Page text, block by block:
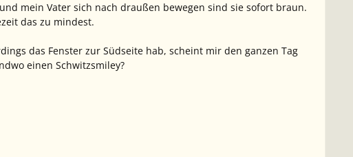
mein Vater sich nach draußen bewegen sind sie sofort braun.
das zu mindest.
das Fenster zur Südseite hab, scheint mir den ganzen Tag
einen Schwitzsmiley?